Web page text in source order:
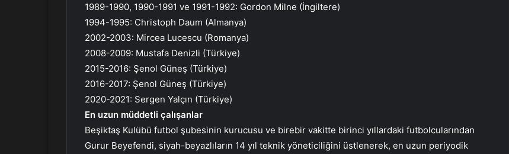
1989-1990, 1990-1991 ve 1991-1992: Gordon Milne (İngiltere)
1994-1995: Christoph Daum (Almanya)
2002-2003: Mircea Lucescu (Romanya)
2008-2009: Mustafa Denizli (Türkiye)
2015-2016: Şenol Güneş (Türkiye)
2016-2017: Şenol Güneş (Türkiye)
2020-2021: Sergen Yalçın (Türkiye)
En uzun müddetli çalışanlar
Beşiktaş Kulübü futbol şubesinin kurucusu ve birebir vakitte birinci yıllardaki futbolcularından
Gurur Beyefendi, siyah-beyazlıların 14 yıl teknik yöneticiliğini üstlenerek, en uzun periyodik